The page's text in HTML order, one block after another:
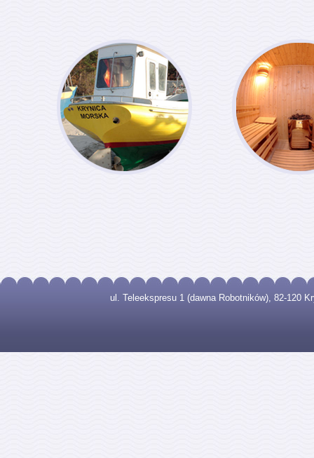
ul. Teleekspresu 1 (dawna Robotników), 82-120